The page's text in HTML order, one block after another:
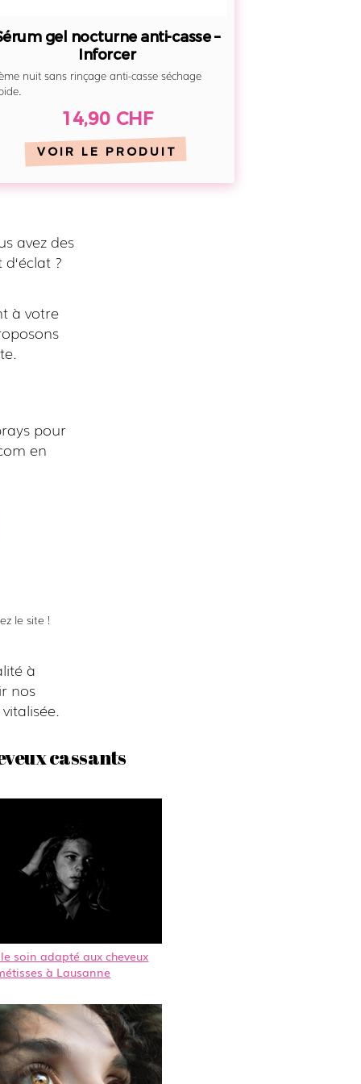
gel nocturne anti-casse –
Inforcer
nuit sans rinçage anti-casse séchage
14,90 CHF
VOIR LE PRODUIT
avez des
?
à votre
pour
en
le site !
à
nos
cassants
soin adapté aux cheveux
à Lausanne